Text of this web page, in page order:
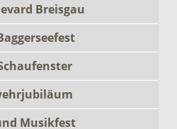
Breisgau
Musikfest